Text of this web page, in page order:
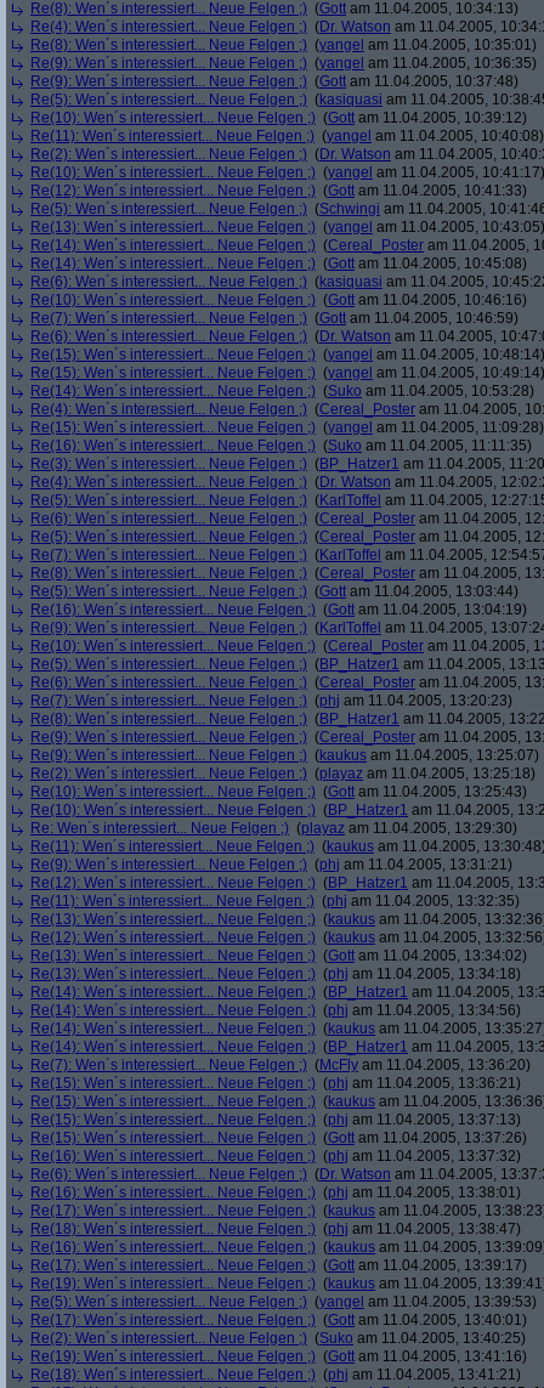
Re(8): Wen´s interessiert... Neue Felgen ;) (Gott am 11.04.2005, 10:34:13)
Re(4): Wen´s interessiert... Neue Felgen ;) (Dr. Watson am 11.04.2005,
Re(8): Wen´s interessiert... Neue Felgen ;) (yangel am 11.04.2005, 10:35:01)
Re(9): Wen´s interessiert... Neue Felgen ;) (yangel am 11.04.2005, 10:36:35)
Re(9): Wen´s interessiert... Neue Felgen ;) (Gott am 11.04.2005, 10:37:48)
Re(5): Wen´s interessiert... Neue Felgen ;) (kasiquasi am 11.04.2005,
Re(10): Wen´s interessiert... Neue Felgen ;) (Gott am 11.04.2005, 10:39:12)
Re(11): Wen´s interessiert... Neue Felgen ;) (yangel am 11.04.2005, 10:40:08)
Re(2): Wen´s interessiert... Neue Felgen ;) (Dr. Watson am 11.04.2005,
Re(10): Wen´s interessiert... Neue Felgen ;) (yangel am 11.04.2005, 10:41:17)
Re(12): Wen´s interessiert... Neue Felgen ;) (Gott am 11.04.2005, 10:41:33)
Re(5): Wen´s interessiert... Neue Felgen ;) (Schwingi am 11.04.2005,
Re(13): Wen´s interessiert... Neue Felgen ;) (yangel am 11.04.2005, 10:43:05)
Re(14): Wen´s interessiert... Neue Felgen ;) (Cereal_Poster am 11.04.2005,
Re(14): Wen´s interessiert... Neue Felgen ;) (Gott am 11.04.2005, 10:45:08)
Re(6): Wen´s interessiert... Neue Felgen ;) (kasiquasi am 11.04.2005,
Re(10): Wen´s interessiert... Neue Felgen ;) (Gott am 11.04.2005, 10:46:16)
Re(7): Wen´s interessiert... Neue Felgen ;) (Gott am 11.04.2005, 10:46:59)
Re(6): Wen´s interessiert... Neue Felgen ;) (Dr. Watson am 11.04.2005,
Re(15): Wen´s interessiert... Neue Felgen ;) (yangel am 11.04.2005, 10:48:14)
Re(15): Wen´s interessiert... Neue Felgen ;) (yangel am 11.04.2005, 10:49:14)
Re(14): Wen´s interessiert... Neue Felgen ;) (Suko am 11.04.2005, 10:53:28)
Re(4): Wen´s interessiert... Neue Felgen ;) (Cereal_Poster am 11.04.2005,
Re(15): Wen´s interessiert... Neue Felgen ;) (yangel am 11.04.2005, 11:09:28)
Re(16): Wen´s interessiert... Neue Felgen ;) (Suko am 11.04.2005, 11:11:35)
Re(3): Wen´s interessiert... Neue Felgen ;) (BP_Hatzer1 am 11.04.2005,
Re(4): Wen´s interessiert... Neue Felgen ;) (Dr. Watson am 11.04.2005,
Re(5): Wen´s interessiert... Neue Felgen ;) (KarlToffel am 11.04.2005,
Re(6): Wen´s interessiert... Neue Felgen ;) (Cereal_Poster am 11.04.2005,
Re(5): Wen´s interessiert... Neue Felgen ;) (Cereal_Poster am 11.04.2005,
Re(7): Wen´s interessiert... Neue Felgen ;) (KarlToffel am 11.04.2005,
Re(8): Wen´s interessiert... Neue Felgen ;) (Cereal_Poster am 11.04.2005,
Re(5): Wen´s interessiert... Neue Felgen ;) (Gott am 11.04.2005, 13:03:44)
Re(16): Wen´s interessiert... Neue Felgen ;) (Gott am 11.04.2005, 13:04:19)
Re(9): Wen´s interessiert... Neue Felgen ;) (KarlToffel am 11.04.2005,
Re(10): Wen´s interessiert... Neue Felgen ;) (Cereal_Poster am 11.04.2005,
Re(5): Wen´s interessiert... Neue Felgen ;) (BP_Hatzer1 am 11.04.2005,
Re(6): Wen´s interessiert... Neue Felgen ;) (Cereal_Poster am 11.04.2005,
Re(7): Wen´s interessiert... Neue Felgen ;) (phj am 11.04.2005, 13:20:23)
Re(8): Wen´s interessiert... Neue Felgen ;) (BP_Hatzer1 am 11.04.2005,
Re(9): Wen´s interessiert... Neue Felgen ;) (Cereal_Poster am 11.04.2005,
Re(9): Wen´s interessiert... Neue Felgen ;) (kaukus am 11.04.2005, 13:25:07)
Re(2): Wen´s interessiert... Neue Felgen ;) (playaz am 11.04.2005, 13:25:18)
Re(10): Wen´s interessiert... Neue Felgen ;) (Gott am 11.04.2005, 13:25:43)
Re(10): Wen´s interessiert... Neue Felgen ;) (BP_Hatzer1 am 11.04.2005,
Re: Wen´s interessiert... Neue Felgen ;) (playaz am 11.04.2005, 13:29:30)
Re(11): Wen´s interessiert... Neue Felgen ;) (kaukus am 11.04.2005,
Re(9): Wen´s interessiert... Neue Felgen ;) (phj am 11.04.2005, 13:31:21)
Re(12): Wen´s interessiert... Neue Felgen ;) (BP_Hatzer1 am 11.04.2005,
Re(11): Wen´s interessiert... Neue Felgen ;) (phj am 11.04.2005, 13:32:35)
Re(13): Wen´s interessiert... Neue Felgen ;) (kaukus am 11.04.2005,
Re(12): Wen´s interessiert... Neue Felgen ;) (kaukus am 11.04.2005,
Re(13): Wen´s interessiert... Neue Felgen ;) (Gott am 11.04.2005, 13:34:02)
Re(13): Wen´s interessiert... Neue Felgen ;) (phj am 11.04.2005, 13:34:18)
Re(14): Wen´s interessiert... Neue Felgen ;) (BP_Hatzer1 am 11.04.2005,
Re(14): Wen´s interessiert... Neue Felgen ;) (phj am 11.04.2005, 13:34:56)
Re(14): Wen´s interessiert... Neue Felgen ;) (kaukus am 11.04.2005,
Re(14): Wen´s interessiert... Neue Felgen ;) (BP_Hatzer1 am 11.04.2005,
Re(7): Wen´s interessiert... Neue Felgen ;) (McFly am 11.04.2005, 13:36:20)
Re(15): Wen´s interessiert... Neue Felgen ;) (phj am 11.04.2005, 13:36:21)
Re(15): Wen´s interessiert... Neue Felgen ;) (kaukus am 11.04.2005,
Re(15): Wen´s interessiert... Neue Felgen ;) (phj am 11.04.2005, 13:37:13)
Re(15): Wen´s interessiert... Neue Felgen ;) (Gott am 11.04.2005, 13:37:26)
Re(16): Wen´s interessiert... Neue Felgen ;) (phj am 11.04.2005, 13:37:32)
Re(6): Wen´s interessiert... Neue Felgen ;) (Dr. Watson am 11.04.2005,
Re(16): Wen´s interessiert... Neue Felgen ;) (phj am 11.04.2005, 13:38:01)
Re(17): Wen´s interessiert... Neue Felgen ;) (kaukus am 11.04.2005,
Re(18): Wen´s interessiert... Neue Felgen ;) (phj am 11.04.2005, 13:38:47)
Re(16): Wen´s interessiert... Neue Felgen ;) (kaukus am 11.04.2005,
Re(17): Wen´s interessiert... Neue Felgen ;) (Gott am 11.04.2005, 13:39:17)
Re(19): Wen´s interessiert... Neue Felgen ;) (kaukus am 11.04.2005,
Re(5): Wen´s interessiert... Neue Felgen ;) (yangel am 11.04.2005, 13:39:53)
Re(17): Wen´s interessiert... Neue Felgen ;) (Gott am 11.04.2005, 13:40:01)
Re(2): Wen´s interessiert... Neue Felgen ;) (Suko am 11.04.2005, 13:40:25)
Re(19): Wen´s interessiert... Neue Felgen ;) (Gott am 11.04.2005, 13:41:16)
Re(18): Wen´s interessiert... Neue Felgen ;) (phj am 11.04.2005, 13:41:21)